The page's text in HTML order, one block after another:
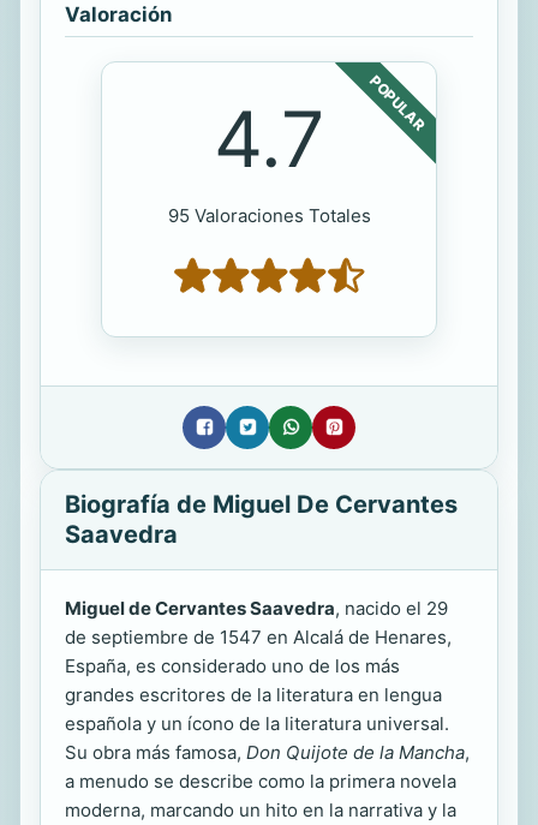
Valoración
POPULAR
4.7
95 Valoraciones Totales
Biografía de Miguel De Cervantes
Saavedra
Miguel de Cervantes Saavedra, nacido el 29
de septiembre de 1547 en Alcalá de Henares,
España, es considerado uno de los más
grandes escritores de la literatura en lengua
española y un ícono de la literatura universal.
Su obra más famosa, Don Quijote de la Mancha,
a menudo se describe como la primera novela
moderna, marcando un hito en la narrativa y la